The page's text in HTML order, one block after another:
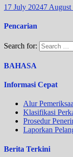
17 July 20247 August
Pencarian
Search for:
BAHASA
Informasi Cepat
Alur
Klasifikasi
Prosedur
Laporkan
Berita Terkini